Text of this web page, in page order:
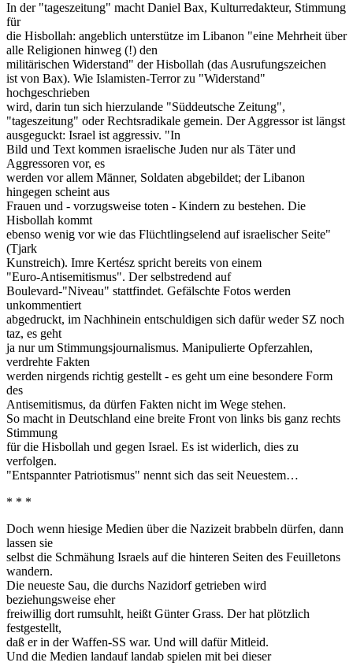
In der "tageszeitung" macht Daniel Bax, Kulturredakteur, Stimmung
für
die Hisbollah: angeblich unterstütze im Libanon "eine Mehrheit über
alle Religionen hinweg (!) den
militärischen Widerstand" der Hisbollah (das Ausrufungszeichen
ist von Bax). Wie Islamisten-Terror zu "Widerstand"
hochgeschrieben
wird, darin tun sich hierzulande "Süddeutsche Zeitung",
"tageszeitung" oder Rechtsradikale gemein. Der Aggressor ist längst
ausgeguckt: Israel ist aggressiv. "In
Bild und Text kommen israelische Juden nur als Täter und
Aggressoren vor, es
werden vor allem Männer, Soldaten abgebildet; der Libanon
hingegen scheint aus
Frauen und - vorzugsweise toten - Kindern zu bestehen. Die
Hisbollah kommt
ebenso wenig vor wie das Flüchtlingselend auf israelischer Seite"
(Tjark
Kunstreich). Imre Kertész spricht bereits von einem
"Euro-Antisemitismus". Der selbstredend auf
Boulevard-"Niveau" stattfindet. Gefälschte Fotos werden
unkommentiert
abgedruckt, im Nachhinein entschuldigen sich dafür weder SZ noch
taz, es geht
ja nur um Stimmungsjournalismus. Manipulierte Opferzahlen,
verdrehte Fakten
werden nirgends richtig gestellt - es geht um eine besondere Form
des
Antisemitismus, da dürfen Fakten nicht im Wege stehen.
So macht in Deutschland eine breite Front von links bis ganz rechts
Stimmung
für die Hisbollah und gegen Israel. Es ist widerlich, dies zu
verfolgen.
"Entspannter Patriotismus" nennt sich das seit Neuestem…
* * *
Doch wenn hiesige Medien über die Nazizeit brabbeln dürfen, dann
lassen sie
selbst die Schmähung Israels auf die hinteren Seiten des Feuilletons
wandern.
Die neueste Sau, die durchs Nazidorf getrieben wird
beziehungsweise eher
freiwillig dort rumsuhlt, heißt Günter Grass. Der hat plötzlich
festgestellt,
daß er in der Waffen-SS war. Und will dafür Mitleid.
Und die Medien landauf landab spielen mit bei dieser